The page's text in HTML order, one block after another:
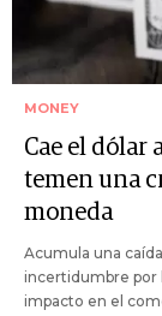
MONEY
Cae el dólar
temen una
moneda
Acumula una
incertidumbre por
impacto en el